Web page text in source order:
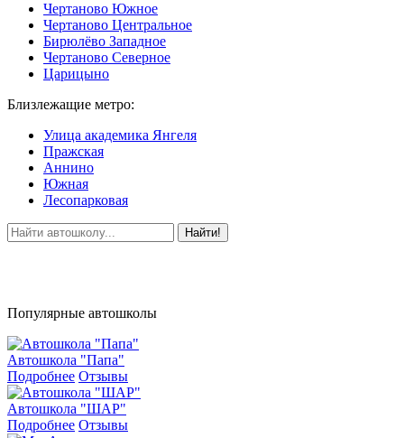
Чертаново Южное
Чертаново Центральное
Бирюлёво Западное
Чертаново Северное
Царицыно
Близлежащие метро:
Улица академика Янгеля
Пражская
Аннино
Южная
Лесопарковая
Найти!
Популярные автошколы
Автошкола "Папа"
Подробнее Отзывы
Автошкола "ШАР"
Подробнее Отзывы